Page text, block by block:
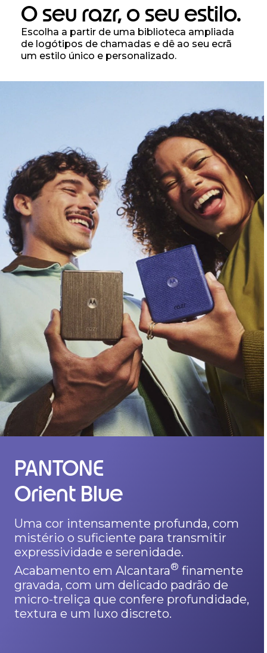
O seu razr, o seu estilo.
Escolha a partir de uma biblioteca ampliada
de logótipos de chamadas e dê ao seu ecrã
um estilo único e personalizado.
PANTONE
Orient Blue
Uma cor intensamente profunda, com
mistério o suficiente para transmitir
expressividade e serenidade.
Acabamento em Alcantara® finamente
gravada, com um delicado padrão de
micro-treliça que confere profundidade,
textura e um luxo discreto.
PANTONE
Cocoa
Evoca um calor natural que transmite
uma sensação de riqueza, equilíbrio e
serenidade. Revestido com um
folheado de madeira natural com um
relevo delicado, apresentando uma
textura semelhante ao linho que
confere profundidade, tactilidade e